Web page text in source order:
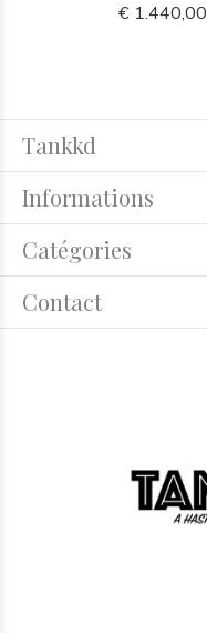
€ 1.440,00
Tankkd
Informations
Catégories
Contact